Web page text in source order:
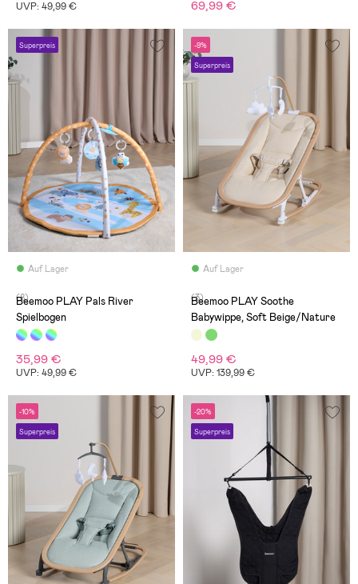
UVP: 49,99 € 69,99 €
Superpreis
Auf Lager
(8)
Beemoo PLAY Pals River
Spielbogen
35,99 €
UVP: 49,99 €
-9%
Superpreis
Auf Lager
(3)
Beemoo PLAY Soothe
Babywippe, Soft Beige/Nature
49,99 €
UVP: 139,99 €
-10%
Superpreis
-20%
Superpreis